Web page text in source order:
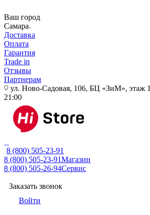
Ваш город
Самара
Доставка
Оплата
Гарантия
Trade in
Отзывы
Партнерам
ул. Ново-Садовая, 106, БЦ «ЗиМ», этаж 1
21:00
8 (800) 505-23-91
8 (800) 505-23-91Магазин
8 (800) 505-26-94Сервис
Заказать звонок
Войти